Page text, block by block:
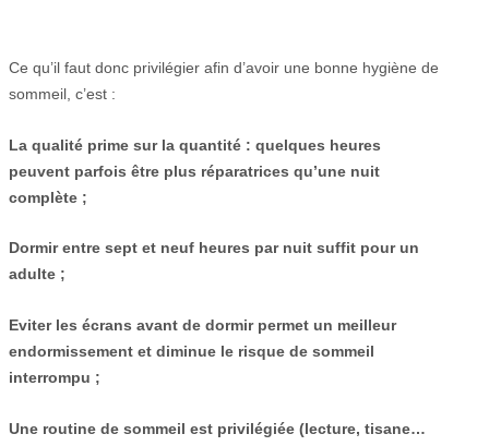
Ce qu’il faut donc privilégier afin d’avoir une bonne hygiène de
sommeil, c’est :
La qualité prime sur la quantité : quelques heures
peuvent parfois être plus réparatrices qu’une nuit
complète ;
Dormir entre sept et neuf heures par nuit suffit pour un
adulte ;
Eviter les écrans avant de dormir permet un meilleur
endormissement et diminue le risque de sommeil
interrompu ;
Une routine de sommeil est privilégiée (lecture, tisane…